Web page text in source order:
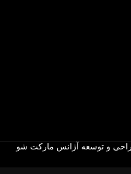
و توسعه آژانس مارکت شو